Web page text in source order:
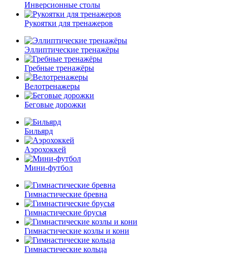
Инверсионные столы
Рукоятки для тренажеров
Эллиптические тренажёры
Гребные тренажёры
Велотренажеры
Беговые дорожки
Бильярд
Аэрохоккей
Мини-футбол
Гимнастические бревна
Гимнастические брусья
Гимнастические козлы и кони
Гимнастические кольца